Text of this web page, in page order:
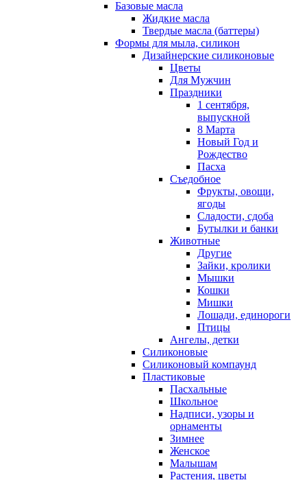
Базовые масла
Жидкие масла
Твердые масла (баттеры)
Формы для мыла, силикон
Дизайнерские силиконовые
Цветы
Для Мужчин
Праздники
1 сентября,
выпускной
8 Марта
Новый Год и
Рождество
Пасха
Съедобное
Фрукты, овощи,
ягоды
Сладости, сдоба
Бутылки и банки
Животные
Другие
Зайки, кролики
Мышки
Кошки
Мишки
Лошади, единороги
Птицы
Ангелы, детки
Силиконовые
Силиконовый компаунд
Пластиковые
Пасхальные
Школьное
Надписи, узоры и
орнаменты
Зимнее
Женское
Малышам
Растения, цветы